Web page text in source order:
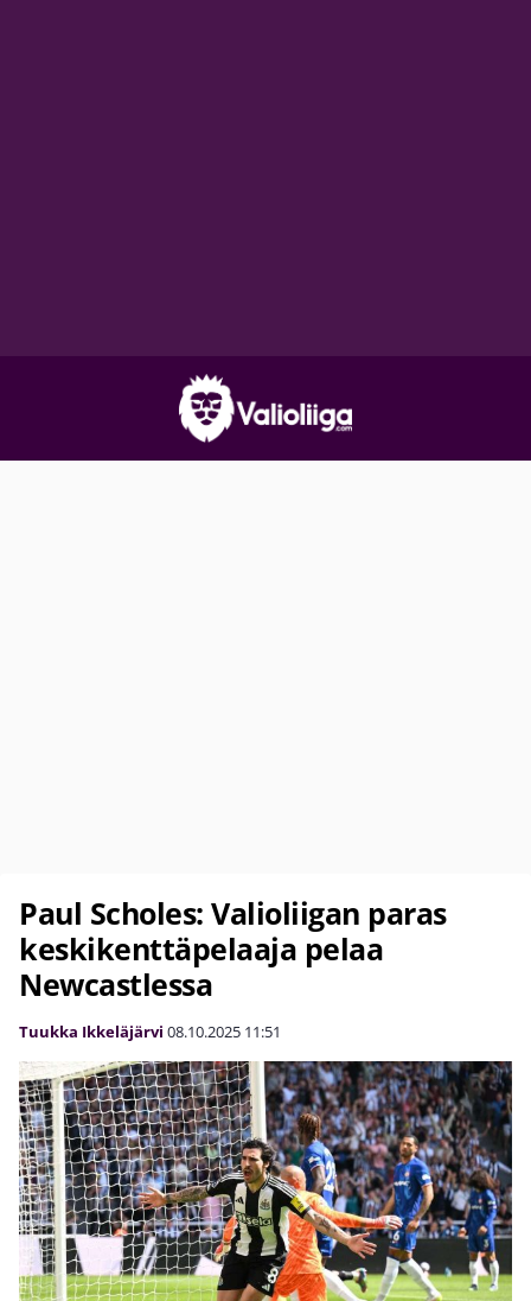
Paul Scholes: Valioliigan paras
keskikenttäpelaaja pelaa
Newcastlessa
Tuukka Ikkeläjärvi 08.10.2025 11:51